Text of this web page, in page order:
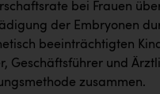
bei Frauen
der Embryonen
beeinträchtigten
Geschäftsführer und
zusammen.